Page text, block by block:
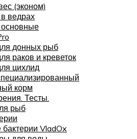
(эконом)
ведрах
донных рыб
раков и креветок
цихлид
корм
Тесты.
рыб
VladOx